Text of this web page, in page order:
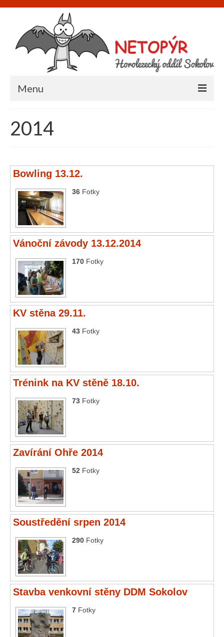
Menu
O nás
Napište nám
Akce
Galerie
Vše
2016
2015
2014
2012
2011
2010
2009
2008
Odkazy
Průvodce
Vzkazy
Bazar
2014
Bowling 13.12.
36 Fotky
Vánoční závody 13.12.2014
170 Fotky
KV stěna 29.11.
43 Fotky
Trénink na KV stěně 18.10.
73 Fotky
Zavírání Ohře 2014
52 Fotky
Soustředění srpen 2014
290 Fotky
Stavba venkovní stěny DDM Sokolov
7 Fotky